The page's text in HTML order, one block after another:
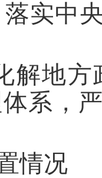
实中
解地
系，
情况